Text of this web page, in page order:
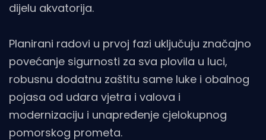
dijelu akvatorija.
Planirani radovi u prvoj fazi uključuju značajno
povećanje sigurnosti za sva plovila u luci,
robusnu dodatnu zaštitu same luke i obalnog
pojasa od udara vjetra i valova i
modernizaciju i unapređenje cjelokupnog
pomorskog prometa.